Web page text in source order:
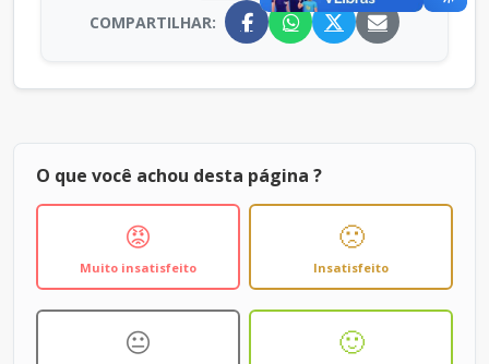
COMPARTILHAR:
O que você achou desta página ?
😡
Muito insatisfeito
🙁
Insatisfeito
😐 🙂